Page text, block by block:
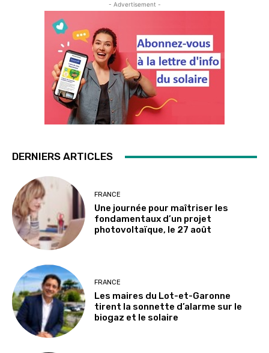
- Advertisement -
DERNIERS ARTICLES
FRANCE
Une journée pour maîtriser les
fondamentaux d’un projet
photovoltaïque, le 27 août
FRANCE
Les maires du Lot-et-Garonne
tirent la sonnette d’alarme sur le
biogaz et le solaire